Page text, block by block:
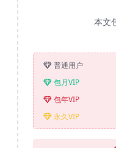
本文
普通用户
包月VIP
包年VIP
永久VIP